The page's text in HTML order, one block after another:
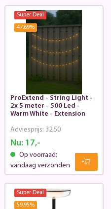
Super Deal
47.69%
ProExtend - String Light -
2x 5 meter - 500 Led -
Warm White - Extension
Nu: 17,-
Adviesprijs: 32,50
Op voorraad:
vandaag verzonden
Super Deal
59.95%